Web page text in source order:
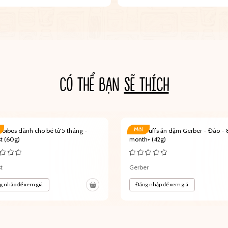
CÓ THỂ BẠN SẼ THÍCH
dành cho bé từ 5 tháng -
(60g)
nhập để xem giá
Mới
Bánh Puffs ăn dặm Gerber - Đào -
month+ (42g)
Gerber
Đăng nhập để xem giá